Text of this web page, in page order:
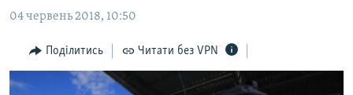
основної
навігації
Перейти
до
пошуку
БЛОГИ
ПОГЛЯД
ІНТЕРВ'Ю
04 червень 2018, 10:50
Поділитись Читати без VPN